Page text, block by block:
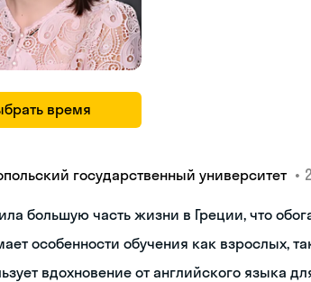
время
государственный университет •
большую часть жизни в Греции, что
особенности обучения как взрослых,
вдохновение от английского языка